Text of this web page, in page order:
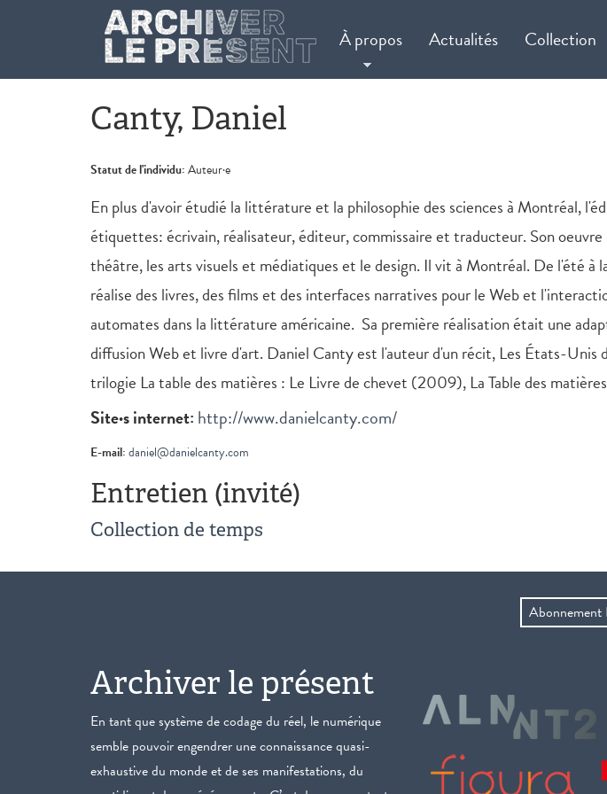
Aller au contenu principal
À propos Actualités Collection
Canty, Daniel
Statut de l'individu:Auteur·e
En plus d'avoir étudié la littérature et la philosophie des sciences à Montréal,
étiquettes: écrivain, réalisateur, éditeur, commissaire et traducteur. Son
théâtre, les arts visuels et médiatiques et le design. Il vit à Montréal. De l'été
réalise des livres, des films et des interfaces narratives pour le Web et
automates dans la littérature américaine. Sa première réalisation était une
diffusion Web et livre d'art. Daniel Canty est l'auteur d'un récit, Les États-
trilogie La table des matières : Le Livre de chevet (2009), La Table des
Site·s internet: http://www.danielcanty.com/
E-mail:daniel@danielcanty.com
Entretien (invité)
Collection de temps
Abonnement
Archiver le présent
En tant que système de codage du réel, le numérique
semble pouvoir engendrer une connaissance quasi-
exhaustive du monde et de ses manifestations, du